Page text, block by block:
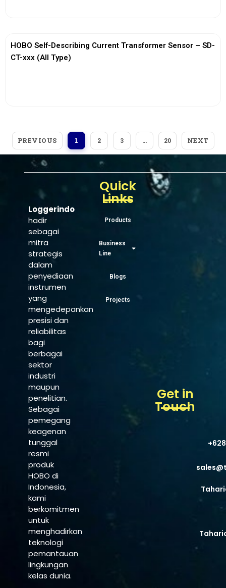
HOBO Self-Describing Current Transformer Sensor – SD-
CT-xxx (All Type)
PREVIOUS 1 2 3 … 20 NEXT
Loggerindo
hadir
sebagai
mitra
strategis
dalam
penyediaan
instrumen
yang
mengedepankan
presisi dan
reliabilitas
bagi
berbagai
sektor
industri
maupun
penelitian.
Sebagai
pemegang
keagenan
tunggal
resmi
produk
HOBO di
Indonesia,
kami
berkomitmen
untuk
menghadirkan
teknologi
pemantauan
lingkungan
kelas dunia.
Quick
Links
Products
Business
Line
Blogs
Projects
Get in
Touch